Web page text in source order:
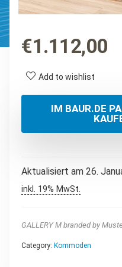
€1.112,00
Add to wishlist
IM BAUR.DE
Aktualisiert am 26.
inkl. 19% MwSt.
GALLERY M branded by
Category: Kommoden